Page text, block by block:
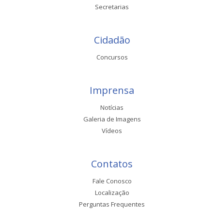
Secretarias
Cidadão
Concursos
Imprensa
Notícias
Galeria de Imagens
Vídeos
Contatos
Fale Conosco
Localização
Perguntas Frequentes